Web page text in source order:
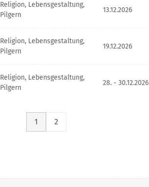
Religion, Lebensgestaltung,
Pilgern
13.12.2026
Religion, Lebensgestaltung,
Pilgern
19.12.2026
Religion, Lebensgestaltung,
Pilgern
28. - 30.12.2026
1 2